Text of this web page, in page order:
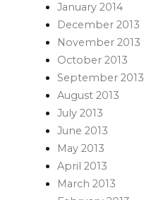
January 2014
December 2013
November 2013
October 2013
September 2013
August 2013
July 2013
June 2013
May 2013
April 2013
March 2013